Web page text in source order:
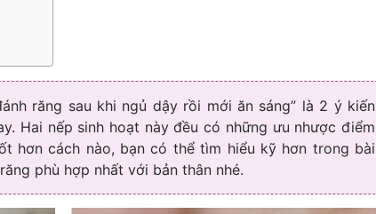
răng sau khi ngủ dậy rồi mới ăn sáng” là 2 ý kiến
Hai nếp sinh hoạt này đều có những ưu nhược điểm
hơn cách nào, bạn có thể tìm hiểu kỹ hơn trong bài
phù hợp nhất với bản thân nhé.